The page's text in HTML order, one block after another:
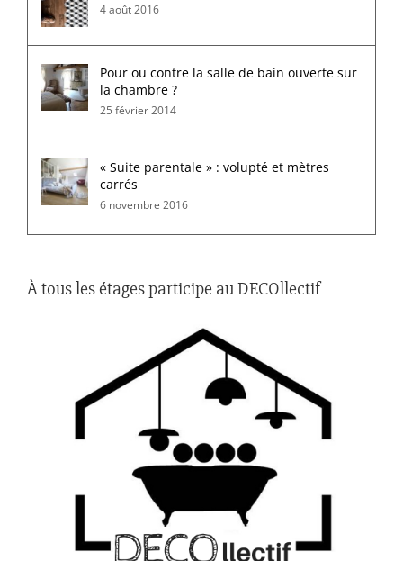
4 août 2016
Pour ou contre la salle de bain ouverte sur
la chambre ?
25 février 2014
« Suite parentale » : volupté et mètres
carrés
6 novembre 2016
À tous les étages participe au DECOllectif